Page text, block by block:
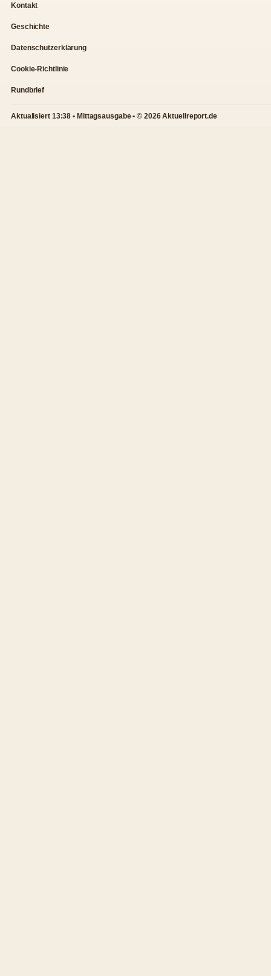
Kontakt
Geschichte
Datenschutzerklärung
Cookie-Richtlinie
Rundbrief
Aktualisiert 13:38 • Mittagsausgabe • © 2026 Aktuellreport.de